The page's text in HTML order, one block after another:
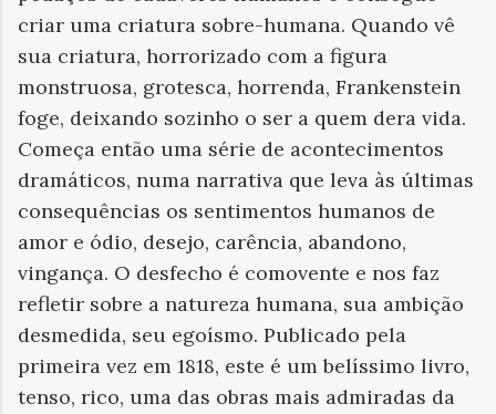
criar uma criatura sobre-humana. Quando vê
sua criatura, horrorizado com a figura
monstruosa, grotesca, horrenda, Frankenstein
foge, deixando sozinho o ser a quem dera vida.
Começa então uma série de acontecimentos
dramáticos, numa narrativa que leva às últimas
consequências os sentimentos humanos de
amor e ódio, desejo, carência, abandono,
vingança. O desfecho é comovente e nos faz
refletir sobre a natureza humana, sua ambição
desmedida, seu egoísmo. Publicado pela
primeira vez em 1818, este é um belíssimo livro,
tenso, rico, uma das obras mais admiradas da